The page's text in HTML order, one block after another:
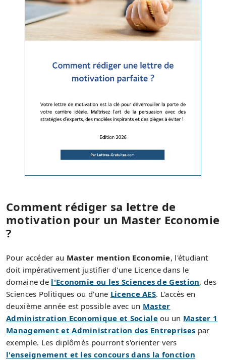
Comment rédiger sa lettre de
motivation pour un Master Economie
?
Pour accéder au Master mention Economie, l'étudiant
doit impérativement justifier d'une Licence dans le
domaine de l'Economie ou les Sciences de Gestion, des
Sciences Politiques ou d'une Licence AES. L'accès en
deuxième année est possible avec un Master
Administration Economique et Socialeou un Master 1
Management et Administration des Entreprises par
exemple. Les diplômés pourront s'orienter vers
l'enseignement et les concours dans la fonction